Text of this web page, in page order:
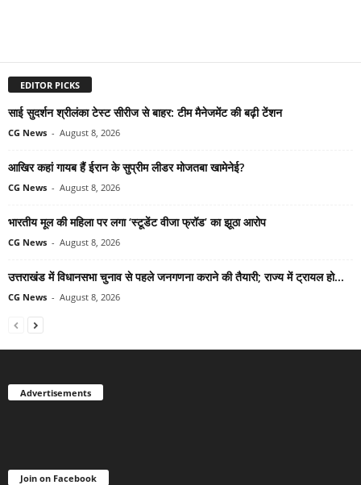
EDITOR PICKS
साई सुदर्शन श्रीलंका टेस्ट सीरीज से बाहर: टीम मैनेजमेंट की बढ़ी टेंशन
CG News - August 8, 2026
आखिर कहां गायब हैं ईरान के सुप्रीम लीडर मोजतबा खामेनेई?
CG News - August 8, 2026
भारतीय मूल की महिला पर लगा ‘स्टूडेंट वीजा फ्रॉड’ का झूठा आरोप
CG News - August 8, 2026
उत्तराखंड में विधानसभा चुनाव से पहले जनगणना कराने की तैयारी; राज्य में ट्रायल हो...
CG News - August 8, 2026
Advertisements
Join on Facebook